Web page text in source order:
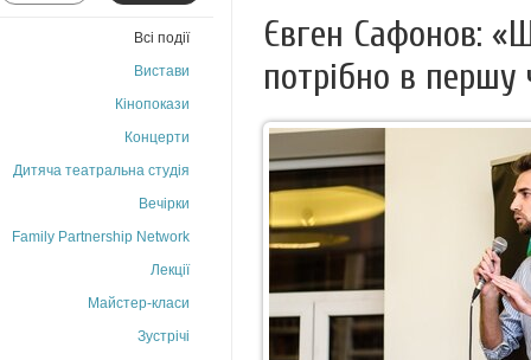
Всі події
Вистави
Кінопокази
Концерти
Дитяча театральна студія
Вечірки
Family Partnership Network
Лекції
Майстер-класи
Зустрічі
Євген Сафонов:
потрібно в першу